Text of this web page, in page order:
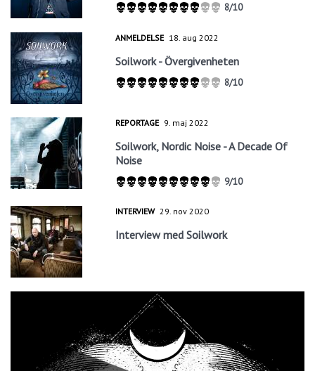
8/10
ANMELDELSE 18. aug 2022
Soilwork - Övergivenheten
8/10
REPORTAGE 9. maj 2022
Soilwork, Nordic Noise - A Decade Of
Noise
9/10
INTERVIEW 29. nov 2020
Interview med Soilwork